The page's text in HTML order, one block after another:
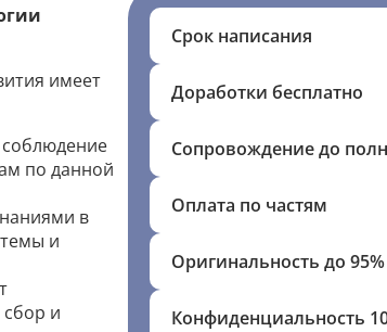
имеет
по данной
в
и
и
Срок написания
Доработки бесплатно
Сопровождение до
Оплата по частям
Оригинальность до 95%
Конфиденциальность